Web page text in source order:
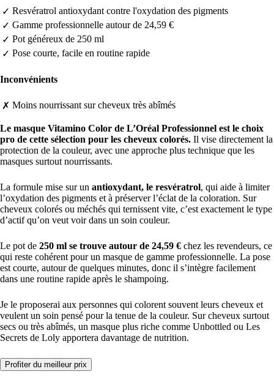
✓ Resvératrol antioxydant contre l'oxydation des pigments
✓ Gamme professionnelle autour de 24,59 €
✓ Pot généreux de 250 ml
✓ Pose courte, facile en routine rapide
Inconvénients
✗ Moins nourrissant sur cheveux très abîmés
Le masque Vitamino Color de L’Oréal Professionnel est le choix
pro de cette sélection pour les cheveux colorés. Il vise directement la
protection de la couleur, avec une approche plus technique que les
masques surtout nourrissants.
La formule mise sur un antioxydant, le resvératrol, qui aide à limiter
l’oxydation des pigments et à préserver l’éclat de la coloration. Sur
cheveux colorés ou méchés qui ternissent vite, c’est exactement le type
d’actif qu’on veut voir dans un soin couleur.
Le pot de 250 ml se trouve autour de 24,59 € chez les revendeurs, ce
qui reste cohérent pour un masque de gamme professionnelle. La pose
est courte, autour de quelques minutes, donc il s’intègre facilement
dans une routine rapide après le shampoing.
Je le proposerai aux personnes qui colorent souvent leurs cheveux et
veulent un soin pensé pour la tenue de la couleur. Sur cheveux surtout
secs ou très abîmés, un masque plus riche comme Unbottled ou Les
Secrets de Loly apportera davantage de nutrition.
Profiter du meilleur prix